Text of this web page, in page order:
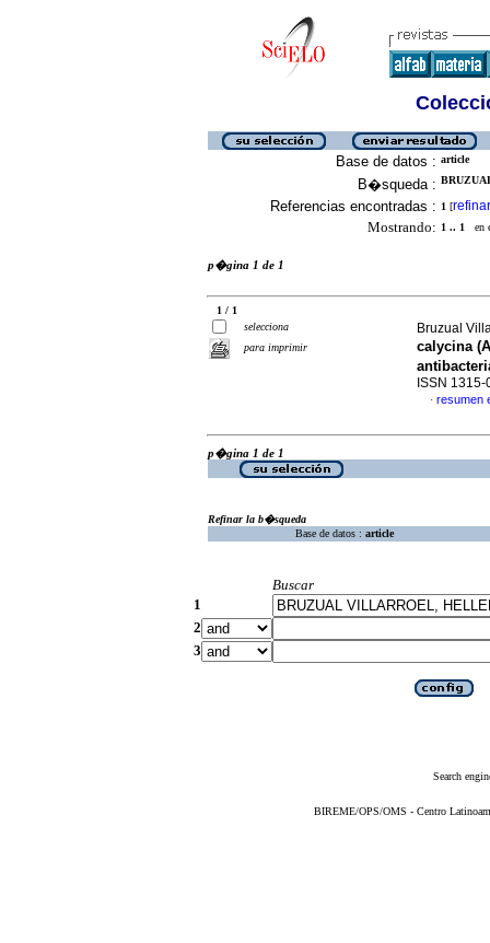
Base de datos : article
B�squeda :
Referencias encontradas : 1 [refinar
Mostrando: 1 .. 1 en
p�gina 1 de 1
1 / 1
selecciona
para imprimir
Bruzual
calycina
ISSN 1315-
· resumen
p�gina 1 de 1
Refinar la b�squeda
Base de datos : article
Buscar
1
2
3
Search
BIREME/OPS/OMS - Centro